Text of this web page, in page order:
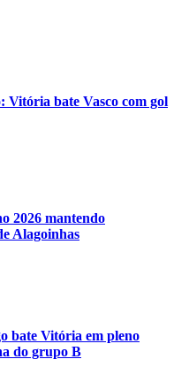
Vitória bate Vasco com gol
2026 mantendo
Alagoinhas
bate Vitória em pleno
do grupo B